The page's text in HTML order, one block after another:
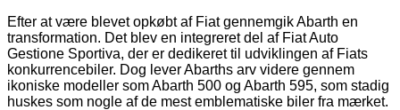
Efter at være blevet opkøbt af Fiat gennemgik Abarth en
transformation. Det blev en integreret del af Fiat Auto
Gestione Sportiva, der er dedikeret til udviklingen af Fiats
konkurrencebiler. Dog lever Abarths arv videre gennem
ikoniske modeller som Abarth 500 og Abarth 595, som stadig
huskes som nogle af de mest emblematiske biler fra mærket.